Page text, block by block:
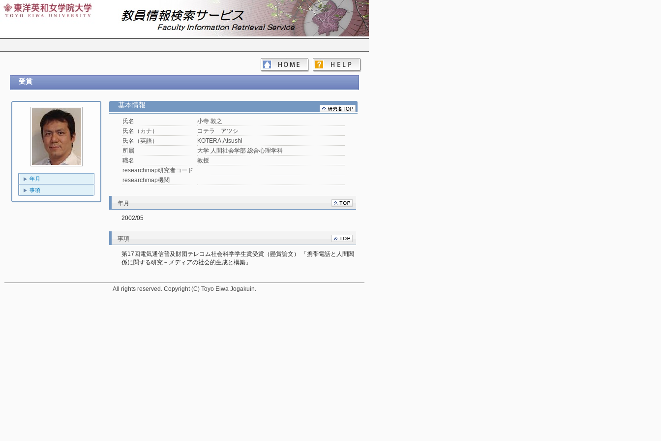
受賞
年月
事項
基本情報
氏名
小寺 敦之
氏名（カナ）
コテラ アツシ
氏名（英語）
KOTERA,Atsushi
所属
大学 人間社会学部 総合心理学科
職名
教授
researchmap研究者コード
researchmap機関
年月
2002/05
事項
第17回電気通信普及財団テレコム社会科学学生賞受賞（懸賞論文） 「携帯電話と人間関
係に関する研究－メディアの社会的生成と構築」